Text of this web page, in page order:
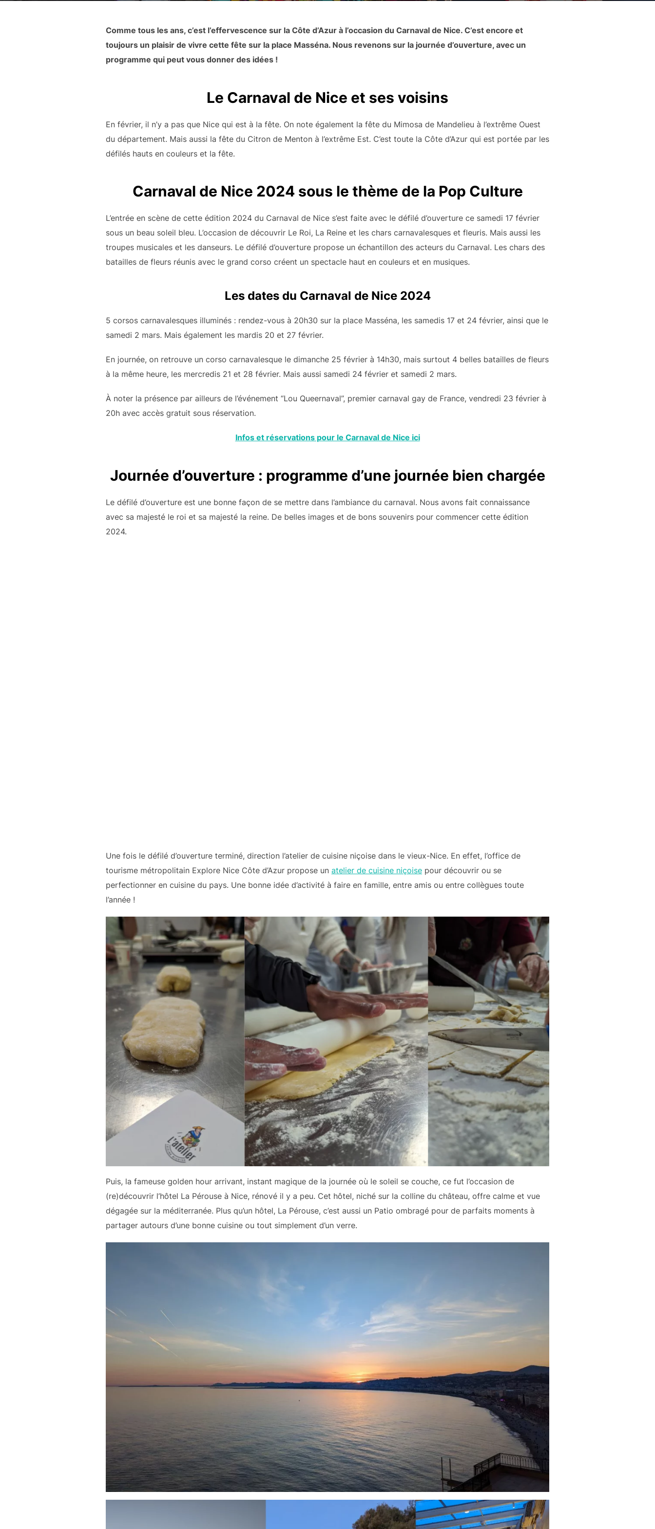
Comme tous les ans, c’est l’effervescence sur la Côte d’Azur à l’occasion du Carnaval de Nice. C’est encore et
toujours un plaisir de vivre cette fête sur la place Masséna. Nous revenons sur la journée d’ouverture, avec un
programme qui peut vous donner des idées !
Le Carnaval de Nice et ses voisins
En février, il n’y a pas que Nice qui est à la fête. On note également la fête du Mimosa de Mandelieu à l’extrême Ouest
du département. Mais aussi la fête du Citron de Menton à l’extrême Est. C’est toute la Côte d’Azur qui est portée par les
défilés hauts en couleurs et la fête.
Carnaval de Nice 2024 sous le thème de la Pop Culture
L’entrée en scène de cette édition 2024 du Carnaval de Nice s’est faite avec le défilé d’ouverture ce samedi 17 février
sous un beau soleil bleu. L’occasion de découvrir Le Roi, La Reine et les chars carnavalesques et fleuris. Mais aussi les
troupes musicales et les danseurs. Le défilé d’ouverture propose un échantillon des acteurs du Carnaval. Les chars des
batailles de fleurs réunis avec le grand corso créent un spectacle haut en couleurs et en musiques.
Les dates du Carnaval de Nice 2024
5 corsos carnavalesques illuminés : rendez-vous à 20h30 sur la place Masséna, les samedis 17 et 24 février, ainsi que le
samedi 2 mars. Mais également les mardis 20 et 27 février.
En journée, on retrouve un corso carnavalesque le dimanche 25 février à 14h30, mais surtout 4 belles batailles de fleurs
à la même heure, les mercredis 21 et 28 février. Mais aussi samedi 24 février et samedi 2 mars.
À noter la présence par ailleurs de l’événement “Lou Queernaval”, premier carnaval gay de France, vendredi 23 février à
20h avec accès gratuit sous réservation.
Infos et réservations pour le Carnaval de Nice ici
Journée d’ouverture : programme d’une journée bien chargée
Le défilé d’ouverture est une bonne façon de se mettre dans l’ambiance du carnaval. Nous avons fait connaissance
avec sa majesté le roi et sa majesté la reine. De belles images et de bons souvenirs pour commencer cette édition
2024.
Une fois le défilé d’ouverture terminé, direction l’atelier de cuisine niçoise dans le vieux-Nice. En effet, l’office de
tourisme métropolitain Explore Nice Côte d’Azur propose un atelier de cuisine niçoise pour découvrir ou se
perfectionner en cuisine du pays. Une bonne idée d’activité à faire en famille, entre amis ou entre collègues toute
l’année !
Puis, la fameuse golden hour arrivant, instant magique de la journée où le soleil se couche, ce fut l’occasion de
(re)découvrir l’hôtel La Pérouse à Nice, rénové il y a peu. Cet hôtel, niché sur la colline du château, offre calme et vue
dégagée sur la méditerranée. Plus qu’un hôtel, La Pérouse, c’est aussi un Patio ombragé pour de parfaits moments à
partager autours d’une bonne cuisine ou tout simplement d’un verre.